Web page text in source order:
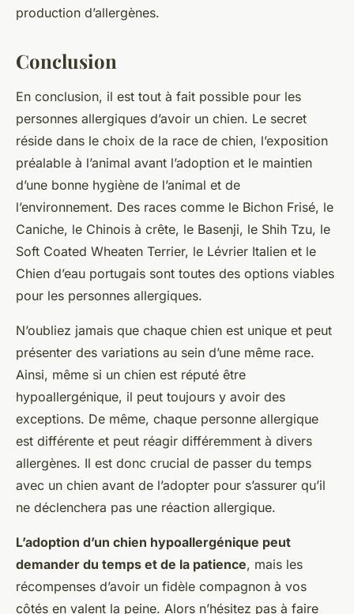
production d’allergènes.
Conclusion
En conclusion, il est tout à fait possible pour les
personnes allergiques d’avoir un chien. Le secret
réside dans le choix de la race de chien, l’exposition
préalable à l’animal avant l’adoption et le maintien
d’une bonne hygiène de l’animal et de
l’environnement. Des races comme le Bichon Frisé, le
Caniche, le Chinois à crête, le Basenji, le Shih Tzu, le
Soft Coated Wheaten Terrier, le Lévrier Italien et le
Chien d’eau portugais sont toutes des options viables
pour les personnes allergiques.
N’oubliez jamais que chaque chien est unique et peut
présenter des variations au sein d’une même race.
Ainsi, même si un chien est réputé être
hypoallergénique, il peut toujours y avoir des
exceptions. De même, chaque personne allergique
est différente et peut réagir différemment à divers
allergènes. Il est donc crucial de passer du temps
avec un chien avant de l’adopter pour s’assurer qu’il
ne déclenchera pas une réaction allergique.
L’adoption d’un chien hypoallergénique peut
demander du temps et de la patience, mais les
récompenses d’avoir un fidèle compagnon à vos
côtés en valent la peine. Alors n’hésitez pas à faire